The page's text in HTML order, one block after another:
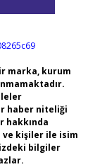
marka, kurum
haber niteliği
hakkında
ve kişiler ile isim
bilgiler